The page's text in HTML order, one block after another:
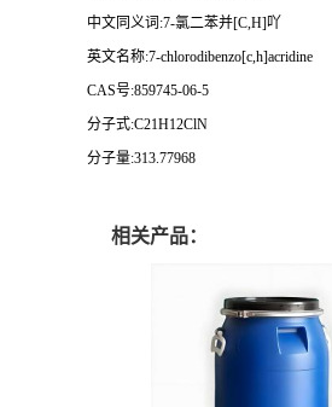
中文同义词:7-氯二苯并[C,H]吖
英文名称:7-chlorodibenzo[c,h]acridine
CAS号:859745-06-5
分子式:C21H12ClN
分子量:313.77968
相关产品：